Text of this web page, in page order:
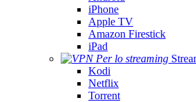
iPhone
Apple TV
Amazon Firestick
iPad
Kodi
Netflix
Torrent